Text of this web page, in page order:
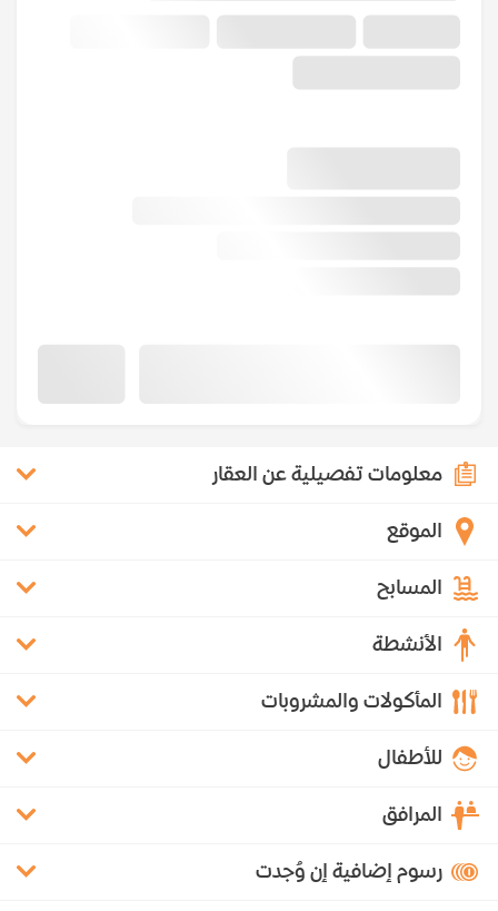
معلومات تفصيلية عن العقار
الموقع
المسابح
الأنشطة
المأكولات والمشروبات
للأطفال
المرافق
رسوم إضافية إن وُجدت